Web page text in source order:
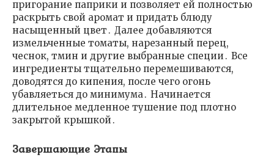
пригорание паприки и позволяет ей полностью
раскрыть свой аромат и придать блюду
насыщенный цвет․ Далее добавляются
измельченные томаты, нарезанный перец,
чеснок, тмин и другие выбранные специи․ Все
ингредиенты тщательно перемешиваются,
доводятся до кипения, после чего огонь
убавляеться до минимума․ Начинается
длительное медленное тушение под плотно
закрытой крышкой․
Завершающие Этапы